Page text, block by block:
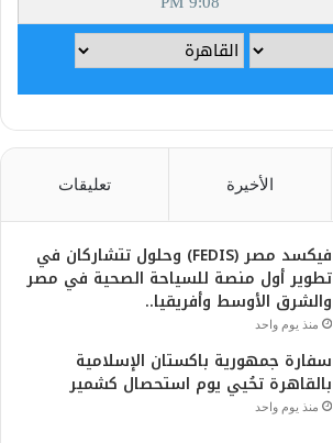
الأخيرة تعليقات
فيكسد مصر (FEDIS) وحلول تتشاركان في
تطوير أول منصة للسياحة الصحية في مصر
والشرق الأوسط وأفريقيا..
منذ يوم واحد
سفارة جمهورية باكستان الإسلامية
بالقاهرة تحُيي يوم استحصال كشمير
منذ يوم واحد